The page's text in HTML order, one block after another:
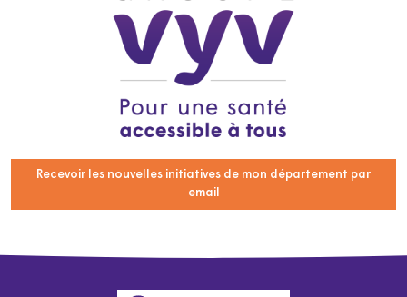
Recevoir les nouvelles initiatives de mon département par
email